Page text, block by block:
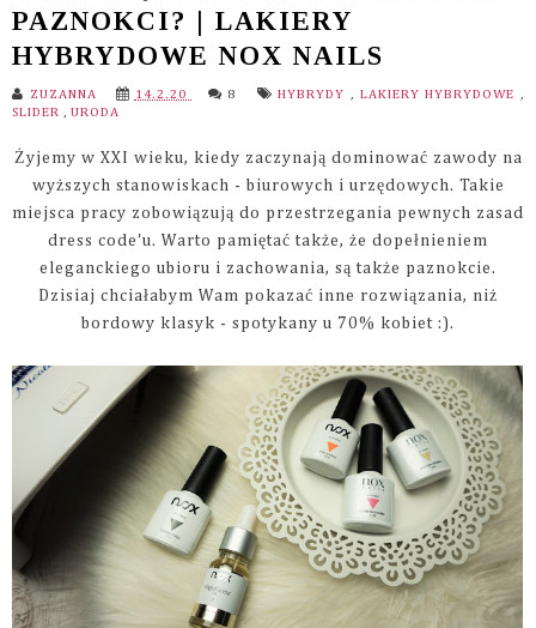
PAZNOKCI? | LAKIERY
HYBRYDOWE NOX NAILS
ZUZANNA 14.2.20 8 HYBRYDY LAKIERY HYBRYDOWE
SLIDER
URODA
Żyjemy w XXI wieku, kiedy zaczynają dominować zawody na
wyższych stanowiskach - biurowych i urzędowych. Takie
miejsca pracy zobowiązują do przestrzegania pewnych zasad
dress code'u. Warto pamiętać także, że dopełnieniem
eleganckiego ubioru i zachowania, są także paznokcie.
Dzisiaj chciałabym Wam pokazać inne rozwiązania, niż
bordowy klasyk - spotykany u 70% kobiet :).